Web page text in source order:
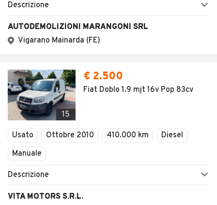
Descrizione
AUTODEMOLIZIONI MARANGONI SRL
Vigarano Mainarda (FE)
15
€ 2.500
Fiat Doblo 1.9 mjt 16v Pop 83cv
Usato Ottobre 2010 410.000 km
Diesel
Manuale
Descrizione
VITA MOTORS S.R.L.